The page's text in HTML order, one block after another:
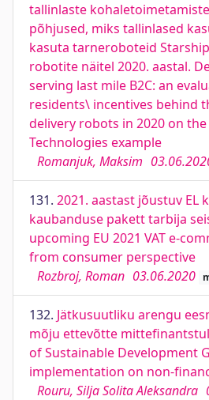
tallinlaste
põhjused, miks tallinlased
kasuta tarneroboteid
robotite näitel 2020. aastal.
serving last mile B2C: an
residents\ incentives behind
delivery robots in 2020 on
Technologies example
Romanjuk, Maksim
131. 2021. aastast jõustuv EL
kaubanduse pakett tarbija
upcoming EU 2021 VAT e-
from consumer perspective
Rozbroj, Roman 03.06.2020
132. Jätkusuutliku arengu
mõju ettevõtte
of Sustainable Development
implementation on non-
Rouru, Silja Solita Aleksandra